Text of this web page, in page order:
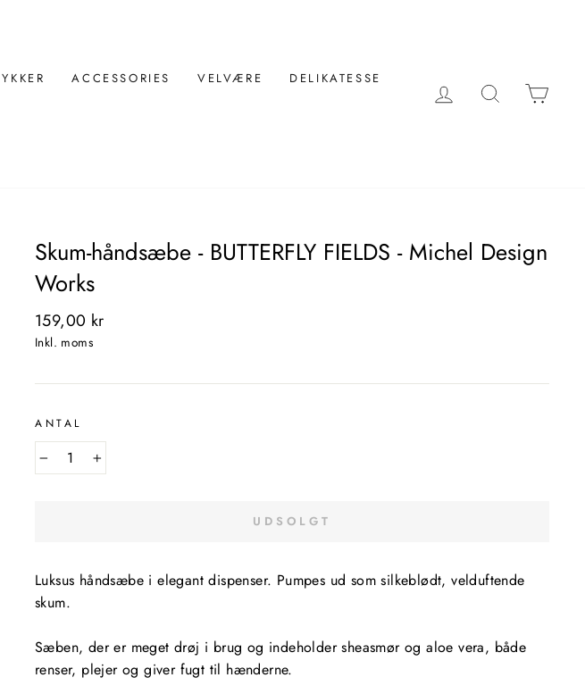
ACCESSORIES VELVÆRE
DELIKATESSE
LOG INDSØG
Skum-håndsæbe - BUTTERFLY FIELDS - Michel Design
Works
Normal
pris
159,00 kr
Inkl. moms
ANTAL
− +
UDSOLGT
Luksus håndsæbe i elegant dispenser. Pumpes ud som silkeblødt, velduftende
skum.
Sæben, der er meget drøj i brug og indeholder sheasmør og aloe vera, både
renser, plejer og giver fugt til hænderne.